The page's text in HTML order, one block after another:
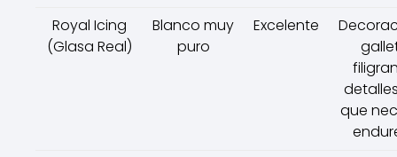
Royal Icing
(Glasa Real)
Blanco muy
puro
Excelente
que